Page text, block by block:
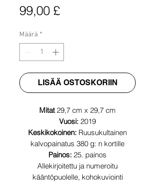
99,00 £Hinta
Määrä *
LISÄÄ OSTOSKORIIN
Mitat29,7 cm x 29,7 cm
Vuosi: 2019
Keskikokoinen: Ruusukultainen
kalvopainatus 380 g: n kortille
Painos: 25. painos
Allekirjoitettu ja numeroitu
kääntöpuolelle, kohokuviointi